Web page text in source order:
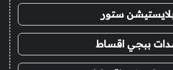
ستور
ببجي اقساط